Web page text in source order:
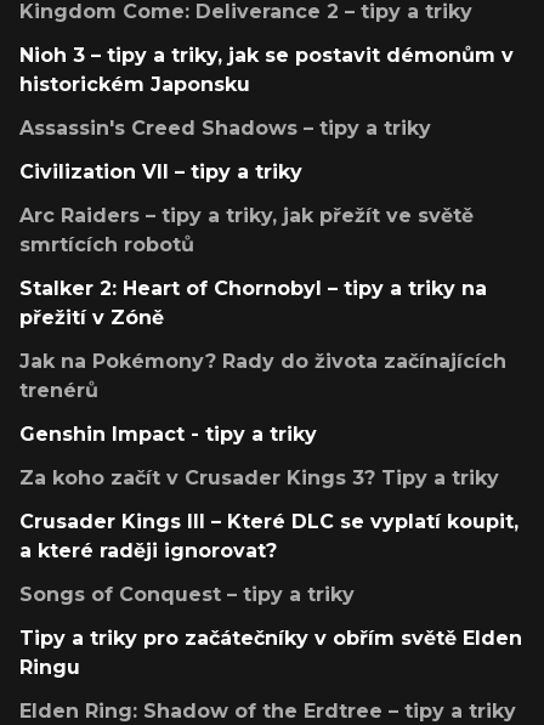
Kingdom Come: Deliverance 2 – tipy a triky
Nioh 3 – tipy a triky, jak se postavit démonům v
historickém Japonsku
Assassin's Creed Shadows – tipy a triky
Civilization VII – tipy a triky
Arc Raiders – tipy a triky, jak přežít ve světě
smrtících robotů
Stalker 2: Heart of Chornobyl – tipy a triky na
přežití v Zóně
Jak na Pokémony? Rady do života začínajících
trenérů
Genshin Impact - tipy a triky
Za koho začít v Crusader Kings 3? Tipy a triky
Crusader Kings III – Které DLC se vyplatí koupit,
a které raději ignorovat?
Songs of Conquest – tipy a triky
Tipy a triky pro začátečníky v obřím světě Elden
Ringu
Elden Ring: Shadow of the Erdtree – tipy a triky